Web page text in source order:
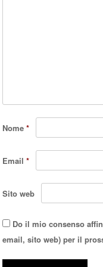
Nome*
Email*
Sito web
Do il mio consenso
email, sito web) per il